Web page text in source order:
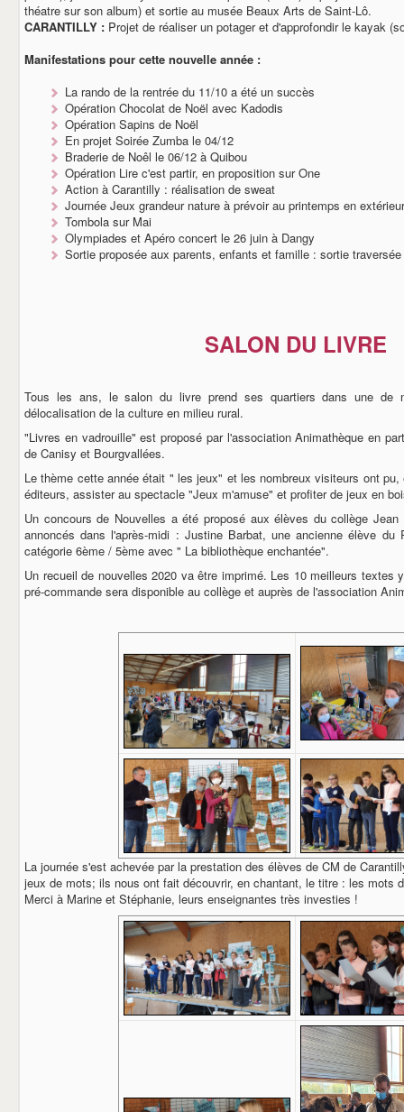
théatre sur son album) et sortie au musée Beaux Arts de Saint-Lô.
CARANTILLY : Projet de réaliser un potager et d'approfondir le kayak
Manifestations pour cette nouvelle année :
La rando de la rentrée du 11/10 a été un succès
Opération Chocolat de Noël avec Kadodis
Opération Sapins de Noël
En projet Soirée Zumba le 04/12
Braderie de Noêl le 06/12 à Quibou
Opération Lire c'est partir, en proposition sur One
Action à Carantilly : réalisation de sweat
Journée Jeux grandeur nature à prévoir au printemps en extérieur
Tombola sur Mai
Olympiades et Apéro concert le 26 juin à Dangy
Sortie proposée aux parents, enfants et famille : sortie
SALON DU LIVRE
Tous les ans, le salon du livre prend ses quartiers dans une de
délocalisation de la culture en milieu rural.
"Livres en vadrouille" est proposé par l'association Animathèque en
de Canisy et Bourgvallées.
Le thème cette année était " les jeux" et les nombreux visiteurs ont
éditeurs, assister au spectacle "Jeux m'amuse" et profiter de jeux en
Un concours de Nouvelles a été proposé aux élèves du collège
annoncés dans l'après-midi : Justine Barbat, une ancienne élève
catégorie 6ème / 5ème avec " La bibliothèque enchantée".
Un recueil de nouvelles 2020 va être imprimé. Les 10 meilleurs textes
pré-commande sera disponible au collège et auprès de l'association
La journée s'est achevée par la prestation des élèves de CM de
jeux de mots; ils nous ont fait découvrir, en chantant, le titre : les mots
Merci à Marine et Stéphanie, leurs enseignantes très investies !